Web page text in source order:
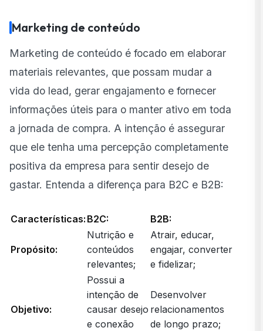
Marketing de conteúdo
Marketing de conteúdo é focado em elaborar
materiais relevantes, que possam mudar a
vida do lead, gerar engajamento e fornecer
informações úteis para o manter ativo em toda
a jornada de compra. A intenção é assegurar
que ele tenha uma percepção completamente
positiva da empresa para sentir desejo de
gastar. Entenda a diferença para B2C e B2B:
Características: B2C: B2B:
Propósito:
Nutrição e
conteúdos
relevantes;
Atrair, educar,
engajar, converter
e fidelizar;
Objetivo:
Possui a
intenção de
causar desejo
e conexão
Desenvolver
relacionamentos
de longo prazo;